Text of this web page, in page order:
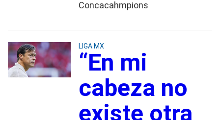
Concacahmpions
LIGA MX
“En mi
cabeza no
existe otra